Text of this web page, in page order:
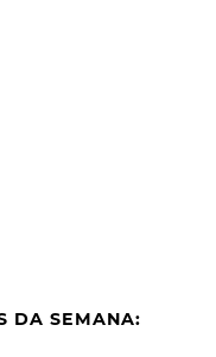
DA SEMANA: